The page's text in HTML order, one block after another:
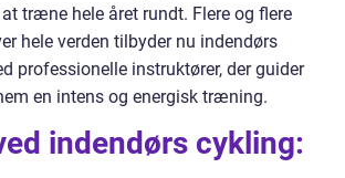
træne hele året rundt. Flere og flere
hele verden tilbyder nu indendørs
professionelle instruktører, der guider
en intens og energisk træning.
indendørs cykling: